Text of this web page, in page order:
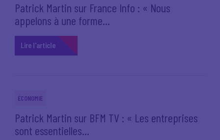
Patrick Martin sur France Info : « Nous
appelons à une forme...
Lire l'article
ÉCONOMIE
Patrick Martin sur BFM TV : « Les entreprises
sont essentielles...